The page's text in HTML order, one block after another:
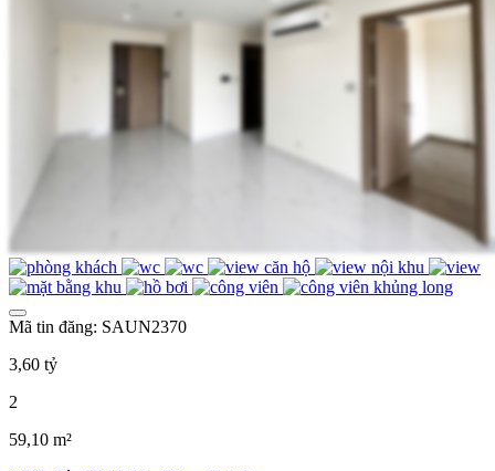
Mã tin đăng: SAUN2370
3,60 tỷ
2
59,10 m²